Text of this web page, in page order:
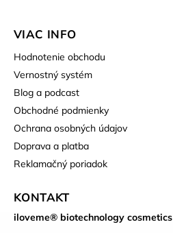
VIAC INFO
Hodnotenie obchodu
Vernostný systém
Blog a podcast
Obchodné podmienky
Ochrana osobných údajov
Doprava a platba
Reklamačný poriadok
KONTAKT
iloveme® biotechnology cosmetics